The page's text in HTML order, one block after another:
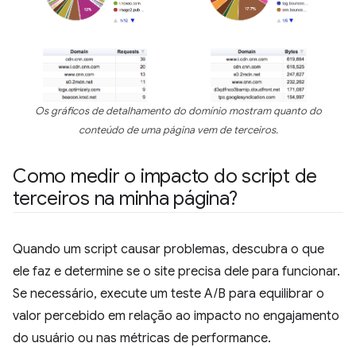
Os gráficos de detalhamento do domínio mostram quanto do
conteúdo de uma página vem de terceiros.
Como medir o impacto do script de
terceiros na minha página?
Quando um script causar problemas, descubra o que
ele faz e determine se o site precisa dele para funcionar.
Se necessário, execute um teste A/B para equilibrar o
valor percebido em relação ao impacto no engajamento
do usuário ou nas métricas de performance.